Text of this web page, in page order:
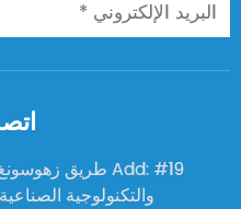
والتكنولوجية الصناعية،